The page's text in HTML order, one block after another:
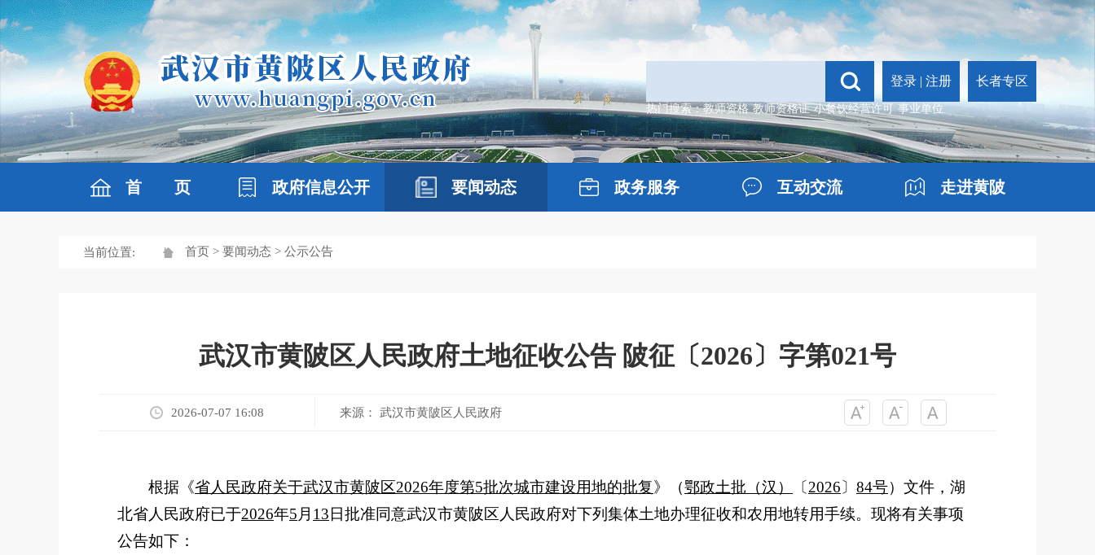
登录 | 注册 长者专区
热门搜索：教师资格 教师资格证 小餐饮经营许可 事业单位
首 页 政府信息公开 要闻动态 政务服务 互动交流 走进黄陂
当前位置: 首页 > 要闻动态 > 公示公告
武汉市黄陂区人民政府土地征收公告 陂征〔2026〕字第021号
2026-07-07 16:08 来源： 武汉市黄陂区人民政府
根据《省人民政府关于武汉市黄陂区2026年度第5批次城市建设用地的批复》（鄂政土批（汉） 〔 2026 〕 84号）文件，湖
北省人民政府已于2026年5 月 13 日批准同意武汉市黄陂区人民政府对下列集体土地办理征收和农用地转用手续。现将有关事项
公告如下：